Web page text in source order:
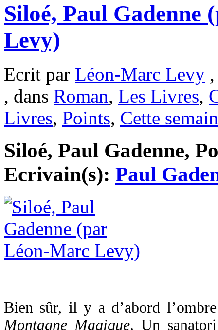
Siloé, Paul Gadenne
Levy)
Ecrit par Léon-Marc Levy
, dans Roman, Les Livres,
Livres, Points, Cette
Siloé, Paul Gadenne,
Ecrivain(s): Paul
Bien sûr, il y a d’abord
Montagne Magique. Un